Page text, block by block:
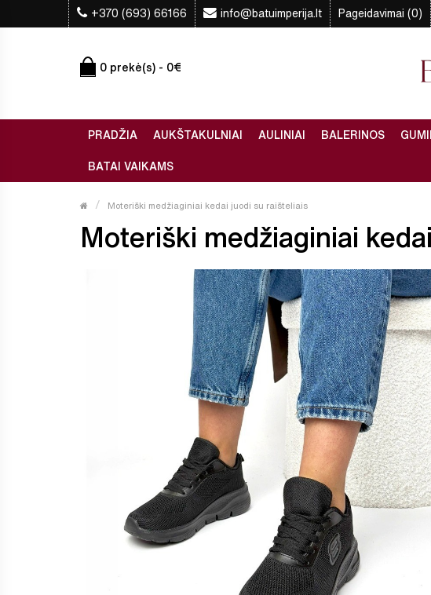
+370 (693) 66166 info@batuimperija.lt Pageidavimai (0)
0 prekė(s) - 0€
PRADŽIA AUKŠTAKULNIAI AULINIAI BALERINOS
BATAI VAIKAMS
Moteriški medžiaginiai kedai juodi su raišteliais
Moteriški medžiaginiai